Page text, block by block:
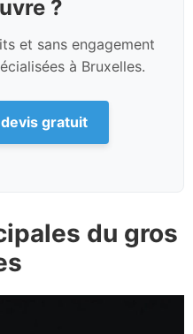
?
et sans engagement
à Bruxelles.
gratuit
du gros